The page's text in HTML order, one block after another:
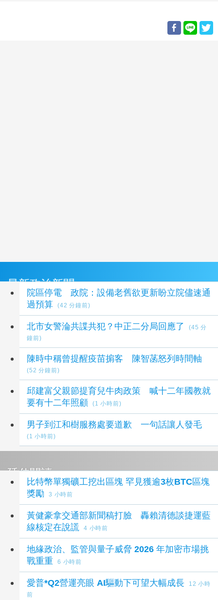
最新政治新聞
院區停電 政院：設備老舊欲更新盼立院儘速通
過預算
(42 分鐘前)
北市女警淪共諜共犯？中正二分局回應了
(45 分
鐘前)
陳時中稱曾提醒疫苗掮客 陳智菡怒列時間軸
(52 分鐘前)
邱建富父親節提育兒牛肉政策 喊十二年國教就
要有十二年照顧
(1 小時前)
男子到江和樹服務處要道歉 一句話讓人發毛
(1 小時前)
延伸閱讀
比特幣單獨礦工挖出區塊 罕見獲逾3枚BTC區塊
獎勵
3 小時前
黃健豪拿交通部新聞稿打臉 轟賴清德談捷運藍
線核定在說謊
4 小時前
地緣政治、監管與量子威脅 2026 年加密市場挑
戰重重
6 小時前
愛普*Q2營運亮眼 AI驅動下可望大幅成長
12 小時
前